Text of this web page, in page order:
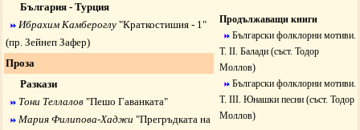
България - Турция
Ибрахим Камбероглу "Краткостишия - 1"
(пр. Зейнеп Зафер)
Проза
Разкази
Тони Теллалов "Пешо Гаванката"
Мария Филипова-Хаджи "Прегръдката на
Продължаващи книги
Български фолклорни мотиви.
Т. II. Балади (съст. Тодор
Моллов)
Български фолклорни мотиви.
T. III. Юнашки песни (съст. Тодор
Моллов)